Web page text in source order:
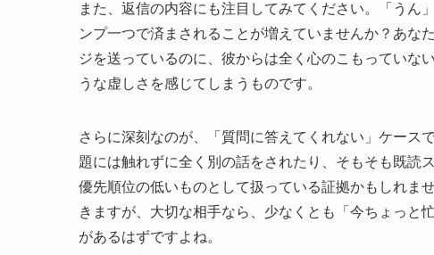
また、返信の内容にも注目してみてください。「うん
ンプ一つで済まされることが増えていませんか？あな
ジを送っているのに、彼からは全く心のこもっていな
うな虚しさを感じてしまうものです。
さらに深刻なのが、「質問に答えてくれない」ケース
題には触れずに全く別の話をされたり、そもそも既
優先順位の低いものとして扱っている証拠かもしれま
きますが、大切な相手なら、少なくとも「今ちょっと
があるはずですよね。